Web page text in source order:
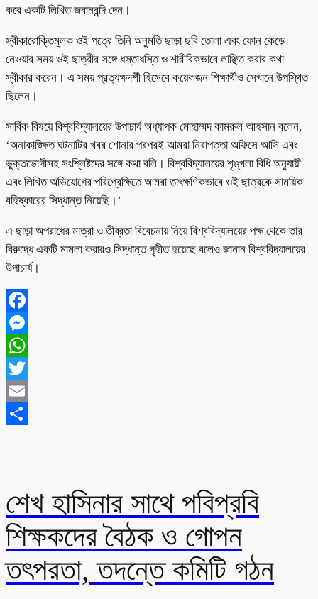
করে একটি লিখিত জবানবন্দি দেন।
স্বীকারোক্তিমূলক ওই পত্রে তিনি অনুমতি ছাড়া ছবি তোলা এবং ফোন কেড়ে
নেওয়ার সময় ওই ছাত্রীর সঙ্গে ধস্তাধস্তি ও শারীরিকভাবে লাঞ্ছিত করার কথা
স্বীকার করেন। এ সময় প্রত্যক্ষদর্শী হিসেবে কয়েকজন শিক্ষার্থীও সেখানে উপস্থিত
ছিলেন।
সার্বিক বিষয়ে বিশ্ববিদ্যালয়ের উপাচার্য অধ্যাপক মোহাম্মদ কামরুল আহসান বলেন,
‘অনাকাঙ্ক্ষিত ঘটনাটির খবর শোনার পরপরই আমরা নিরাপত্তা অফিসে আসি এবং
ভুক্তভোগীসহ সংশ্লিষ্টদের সঙ্গে কথা বলি। বিশ্ববিদ্যালয়ের শৃঙ্খলা বিধি অনুযায়ী
এবং লিখিত অভিযোগের পরিপ্রেক্ষিতে আমরা তাৎক্ষণিকভাবে ওই ছাত্রকে সাময়িক
বহিষ্কারের সিদ্ধান্ত নিয়েছি।’
এ ছাড়া অপরাধের মাত্রা ও তীব্রতা বিবেচনায় নিয়ে বিশ্ববিদ্যালয়ের পক্ষ থেকে তার
বিরুদ্ধে একটি মামলা করারও সিদ্ধান্ত গৃহীত হয়েছে বলেও জানান বিশ্ববিদ্যালয়ের
উপাচার্য।
Facebook
Messenger
WhatsApp
Twitter
Email
শেখ হাসিনার সাথে পবিপ্রবি
শিক্ষকদের বৈঠক ও গোপন
তৎপরতা, তদন্তে কমিটি গঠন